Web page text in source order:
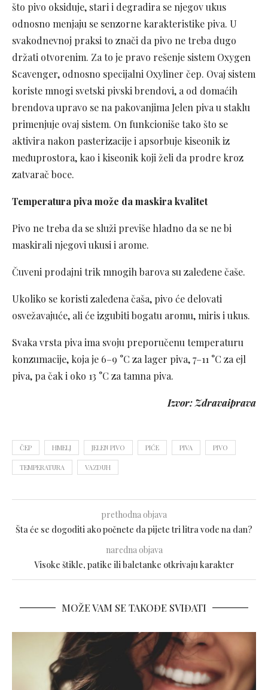
što pivo oksiduje, stari i degradira se njegov ukus
odnosno menjaju se senzorne karakteristike piva. U
svakodnevnoj praksi to znači da pivo ne treba dugo
držati otvorenim. Za to je pravo rešenje sistem Oxygen
Scavenger, odnosno specijalni Oxyliner čep. Ovaj sistem
koriste mnogi svetski pivski brendovi, a od domaćih
brendova upravo se na pakovanjima Jelen piva u staklu
primenjuje ovaj sistem. On funkcioniše tako što se
aktivira nakon pasterizacije i apsorbuje kiseonik iz
međuprostora, kao i kiseonik koji želi da prodre kroz
zatvarač boce.
Temperatura piva može da maskira kvalitet
Pivo ne treba da se služi previše hladno da se ne bi
maskirali njegovi ukusi i arome.
Čuveni prodajni trik mnogih barova su zaleđene čaše.
Ukoliko se koristi zaleđena čaša, pivo će delovati
osvežavajuće, ali će izgubiti bogatu aromu, miris i ukus.
Svaka vrsta piva ima svoju preporučenu temperaturu
konzumacije, koja je 6–9 °C za lager piva, 7–11 °C za ejl
piva, pa čak i oko 13 °C za tamna piva.
Izvor: Zdravaiprava
ČEP HMELJ JELEN PIVO PIĆE PIVA PIVO
TEMPERATURA VAZDUH
prethodna objava
Šta će se dogoditi ako počnete da pijete tri litra vode na dan?
naredna objava
Visoke štikle, patike ili baletanke otkrivaju karakter
MOŽE VAM SE TAKOĐE SVIĐATI